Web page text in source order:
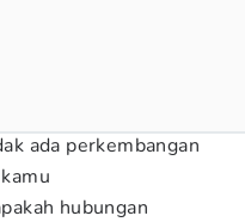
ada perkembangan
hubungan